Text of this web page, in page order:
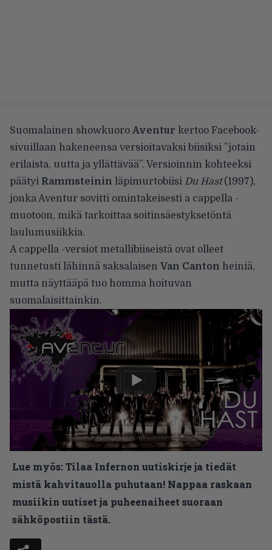
Suomalainen showkuoro Aventur kertoo Facebook-
sivuillaan hakeneensa versioitavaksi biisiksi ”jotain
erilaista, uutta ja yllättävää”. Versioinnin kohteeksi
päätyi Rammsteinin läpimurtobiisi Du Hast(1997),
jonka Aventur sovitti omintakeisesti a cappella -
muotoon, mikä tarkoittaa soitinsäestyksetöntä
laulumusiikkia.
A cappella -versiot metallibiiseistä ovat olleet
tunnetusti lähinnä saksalaisen Van Canton heiniä,
mutta näyttääpä tuo homma hoituvan
suomalaisittainkin.
Lue myös:Tilaa Infernon uutiskirje ja tiedät
mistä kahvitauolla puhutaan! Nappaa raskaan
musiikin uutiset ja puheenaiheet suoraan
sähköpostiin tästä.